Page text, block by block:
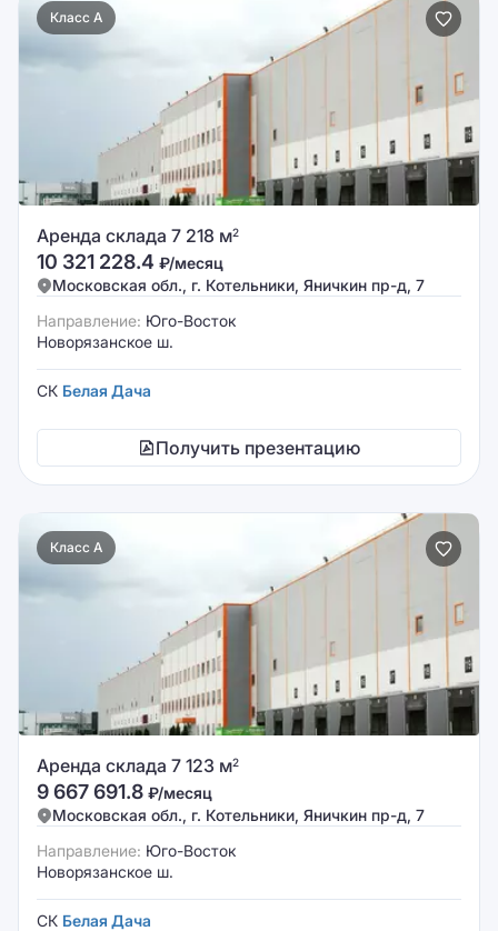
Класс A
Аренда склада 7 218 м2
10 321 228.4 ₽/месяц
Московская обл., г. Котельники, Яничкин пр-д, 7
Направление: Юго-Восток
Новорязанское ш.
СК Белая Дача
Получить презентацию
Класс A
Аренда склада 7 123 м2
9 667 691.8 ₽/месяц
Московская обл., г. Котельники, Яничкин пр-д, 7
Направление: Юго-Восток
Новорязанское ш.
СК Белая Дача